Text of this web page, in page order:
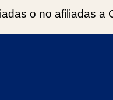
o no afiliadas a